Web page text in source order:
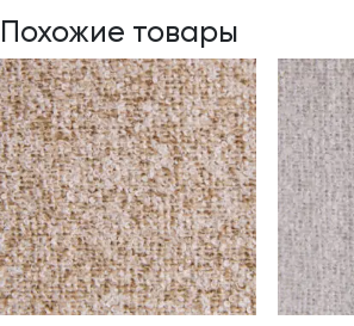
Похожие товары